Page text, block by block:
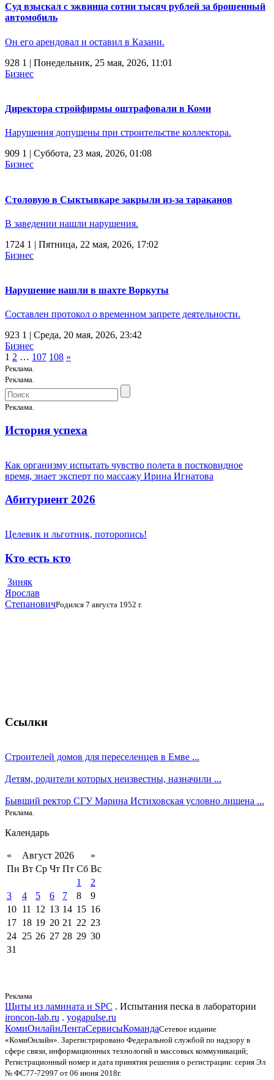
Суд взыскал с эжвинца сотни тысяч рублей за брошенный
автомобиль
Он его арендовал и оставил в Казани.
928 1 | Понедельник, 25 мая, 2026, 11:01
Бизнес
Директора стройфирмы оштрафовали в Коми
Нарушения допущены при строительстве коллектора.
909 1 | Суббота, 23 мая, 2026, 01:08
Бизнес
Столовую в Сыктывкаре закрыли из-за тараканов
В заведении нашли нарушения.
1724 1 | Пятница, 22 мая, 2026, 17:02
Бизнес
Нарушение нашли в шахте Воркуты
Составлен протокол о временном запрете деятельности.
923 1 | Среда, 20 мая, 2026, 23:42
Бизнес
1 2 … 107 108 »
Реклама.
Реклама.
Реклама.
История успеха
Как организму испытать чувство полета в постковидное
время, знает эксперт по массажу Ирина Игнатова
Абитуриент 2026
Целевик и льготник, поторопись!
Кто есть кто
Зиняк
Ярослав
СтепановичРодился 7 августа 1952 г.
Ссылки
Строителей домов для переселенцев в Емве ...
Детям, родители которых неизвестны, назначили ...
Бывший ректор СГУ Марина Истиховская условно лишена ...
Реклама.
Календарь
« Август 2026
»
Пн Вт Ср Чт Пт Сб Вс
1
2
3
4 5 6 7 8
9
10 11 12 13 14 15 16
17 18 19 20 21 22 23
24 25 26 27 28 29 30
31
Реклама
Щиты из ламината и SPC . Испытания песка в лаборатории
ironcon-lab.ru . yogapulse.ru
КомиОнлайнЛентаСервисыКомандаСетевое издание
«КомиОнлайн». Зарегистрировано Федеральной службой по надзору в
сфере связи, информационных технологий и массовых коммуникаций;
Регистрационный номер и дата принятия решения о регистрации: серия Эл
№ ФС77-72997 от 06 июня 2018г.